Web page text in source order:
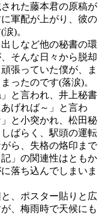
れた藤本君の原稿が
軍配が上がり、彼の
)。
しなど他の秘書の環
そんな日々から脱却
張っていた僕が、ま
ったのです(落涙)。
と言われ、井上秘書
げれば～」と言わ
と小突かれ、松田秘
ばらく、駅頭の運転
ら、失格の烙印まで
」の関連性はともか
落ち込んでしまいま
、ポスター貼りと広
、梅雨時で天候にも